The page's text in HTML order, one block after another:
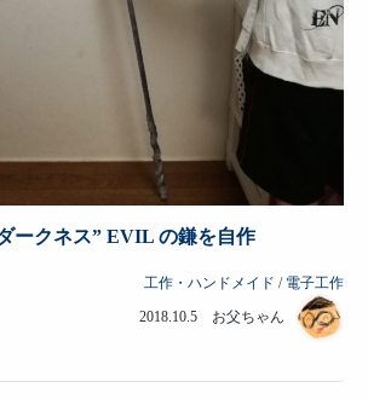
ークネス” EVIL の鎌を自作
工作・ハンドメイド / 電子工作
2018.10.5 お父ちゃん